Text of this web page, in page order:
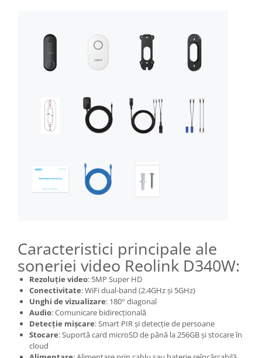
Caracteristici principale ale
soneriei video Reolink D340W:
Rezoluție video: 5MP Super HD
Conectivitate: WiFi dual-band (2.4GHz și 5GHz)
Unghi de vizualizare: 180° diagonal
Audio: Comunicare bidirecțională
Detecție mișcare: Smart PIR și detecție de persoane
Stocare: Suportă card microSD de până la 256GB și stocare în
cloud